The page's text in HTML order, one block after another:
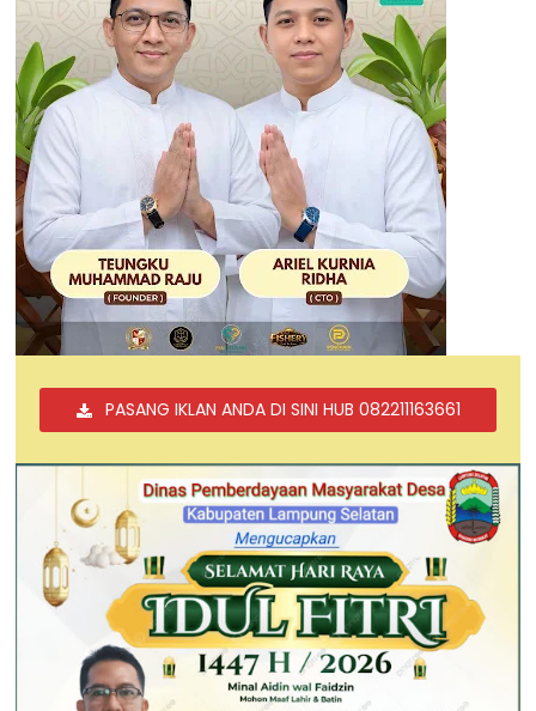
PASANG IKLAN ANDA DI SINI HUB 082211163661